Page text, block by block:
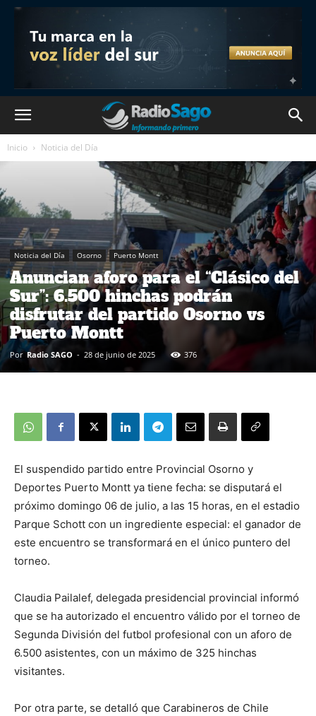
Inicio Noticia del Día
Noticia del Día Osorno Puerto Montt
Anuncian aforo para el “Clásico del
Sur”: 6.500 hinchas podrán
disfrutar del partido Osorno vs
Puerto Montt
Por Radio SAGO - 28 de junio de 2025 376
El suspendido partido entre Provincial Osorno y
Deportes Puerto Montt ya tiene fecha: se disputará el
próximo domingo 06 de julio, a las 15 horas, en el estadio
Parque Schott con un ingrediente especial: el ganador de
este encuentro se transformará en el único puntero del
torneo.
Claudia Pailalef, delegada presidencial provincial informó
que se ha autorizado el encuentro válido por el torneo de
Segunda División del futbol profesional con un aforo de
6.500 asistentes, con un máximo de 325 hinchas
visitantes.
Por otra parte, se detalló que Carabineros de Chile